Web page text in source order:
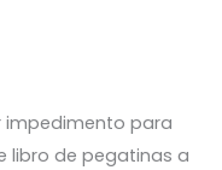
impedimento para
libro de pegatinas a